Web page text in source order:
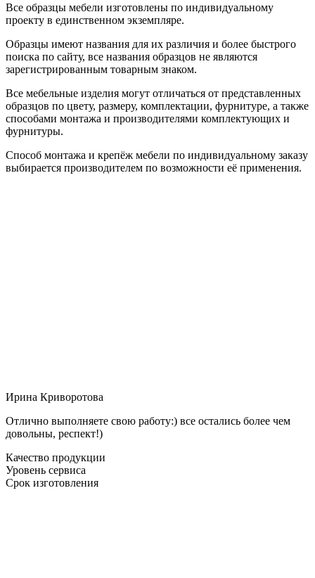
Все образцы мебели изготовлены по индивидуальному
проекту в единственном экземпляре.
Образцы имеют названия для их различия и более быстрого
поиска по сайту, все названия образцов не являются
зарегистрированным товарным знаком.
Все мебельные изделия могут отличаться от представленных
образцов по цвету, размеру, комплектации, фурнитуре, а также
способами монтажа и производителями комплектующих и
фурнитуры.
Способ монтажа и крепёж мебели по индивидуальному заказу
выбирается производителем по возможности её применения.
Ирина Криворотова
Отлично выполняете свою работу:) все остались более чем
довольны, респект!)
Качество продукции
Уровень сервиса
Срок изготовления